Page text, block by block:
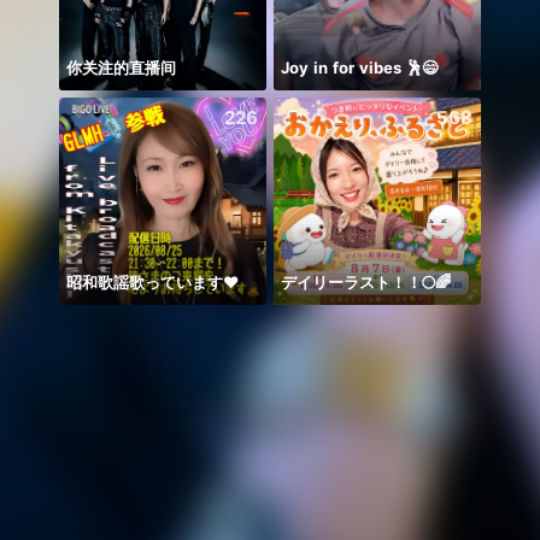
你关注的直播间 Joy in for vibes 🕺😄
226
昭和歌謡歌っています♥️
568
デイリーラスト！！🌕🌈